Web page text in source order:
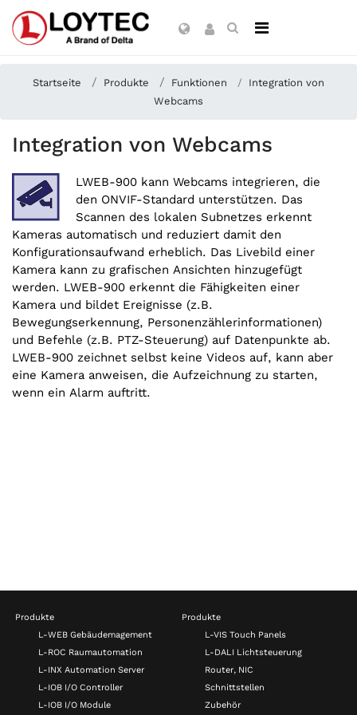
Startseite Produkte Funktionen
Integration von
Webcams
Integration von Webcams
LWEB-900 kann Webcams integrieren, die
den ONVIF-Standard unterstützen. Das
Scannen des lokalen Subnetzes erkennt
Kameras automatisch und reduziert damit den
Konfigurationsaufwand erheblich. Das Livebild einer
Kamera kann zu grafischen Ansichten hinzugefügt
werden. LWEB-900 erkennt die Fähigkeiten einer
Kamera und bildet Ereignisse (z.B.
Bewegungserkennung, Personenzählerinformationen)
und Befehle (z.B. PTZ-Steuerung) auf Datenpunkte ab.
LWEB-900 zeichnet selbst keine Videos auf, kann aber
eine Kamera anweisen, die Aufzeichnung zu starten,
wenn ein Alarm auftritt.
Produkte
L-WEB Gebäudemagement
L-ROC Raumautomation
L-INX Automation Server
L-IOB I/O Controller
L-IOB I/O Module
Produkte
L-VIS Touch Panels
L-DALI Lichtsteuerung
Router, NIC
Schnittstellen
Zubehör